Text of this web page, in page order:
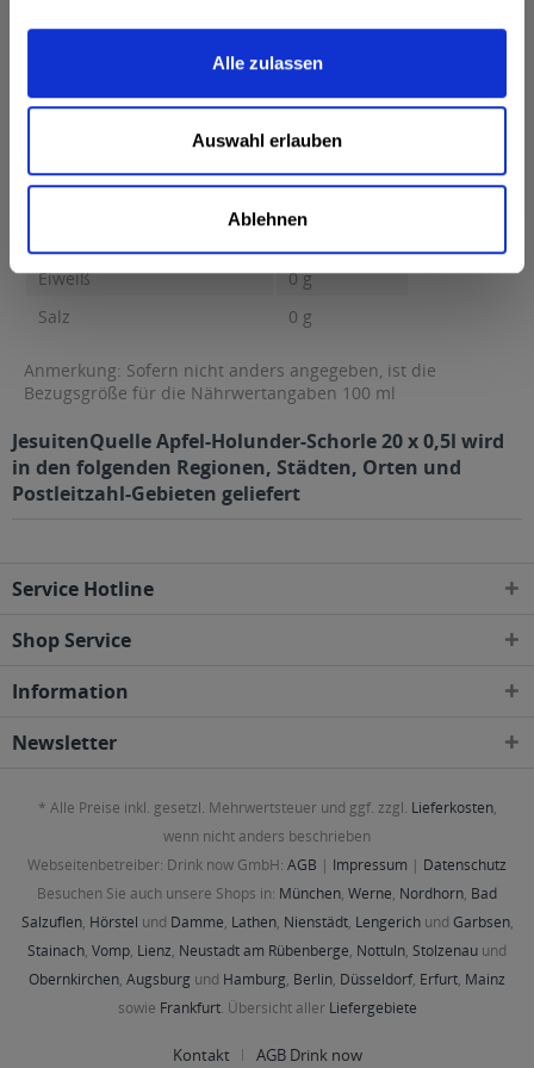
Alle zulassen
Auswahl erlauben
Ablehnen
Eiweiß
0 g
Salz
0 g
Anmerkung: Sofern nicht anders angegeben, ist die
Bezugsgröße für die Nährwertangaben 100 ml
JesuitenQuelle Apfel-Holunder-Schorle 20 x 0,5l wird
in den folgenden Regionen, Städten, Orten und
Postleitzahl-Gebieten geliefert
Service Hotline
Shop Service
Information
Newsletter
* Alle Preise inkl. gesetzl. Mehrwertsteuer und ggf. zzgl. Lieferkosten,
wenn nicht anders beschrieben
Webseitenbetreiber: Drink now GmbH: AGB | Impressum | Datenschutz
Besuchen Sie auch unsere Shops in: München, Werne, Nordhorn, Bad
Salzuflen, Hörstel und Damme, Lathen, Nienstädt, Lengerichund Garbsen,
Stainach, Vomp, Lienz, Neustadt am Rübenberge, Nottuln, Stolzenau und
Obernkirchen, Augsburg und Hamburg, Berlin, Düsseldorf, Erfurt, Mainz
sowie Frankfurt. Übersicht aller Liefergebiete
Kontakt AGB Drink now